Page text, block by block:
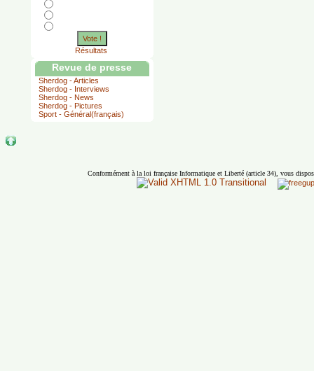
Vote !
Résultats
Revue de presse
Sherdog - Articles
Sherdog - Interviews
Sherdog - News
Sherdog - Pictures
Sport - Général(français)
Conformément à la loi française Informatique et Liberté (article 34), vous